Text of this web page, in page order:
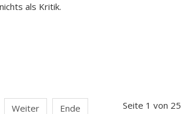
als Kritik.
Weiter Ende Seite 1 von 25